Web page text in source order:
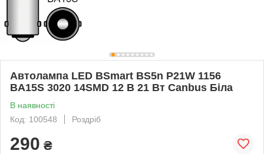
Автолампа LED BSmart BS5n P21W 1156
BA15S 3020 14SMD 12 В 21 Вт Canbus Біла
В наявності
Код: 100548
Роздріб
290 ₴